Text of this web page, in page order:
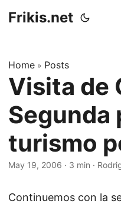
Frikis.net
Home » Posts
Visita de
Segunda
turismo
May 19, 2006 · 3 min ·
Continuemos con la